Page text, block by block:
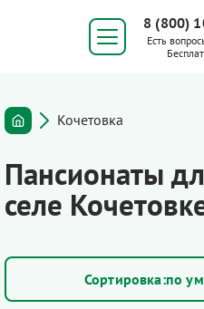
8 (800)
Есть
Кочетовка
Пансионаты
селе
по